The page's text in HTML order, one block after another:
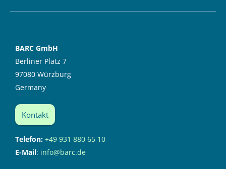
BARC GmbH
Berliner Platz 7
97080 Würzburg
Germany
Kontakt
Telefon: +49 931 880 65 10
E-Mail: info@barc.de